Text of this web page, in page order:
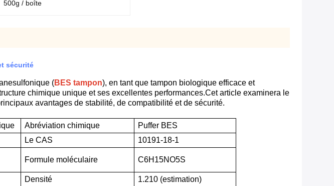
500g / boîte
sécurité
(BES tampon), en tant que tampon biologique efficace et
chimique unique et ses excellentes performances.Cet article examinera le
avantages de stabilité, de compatibilité et de sécurité.
Abréviation chimique
Puffer BES
Le CAS 10191-18-1
Formule moléculaire C6H15NO5S
Densité
1.210 (estimation)